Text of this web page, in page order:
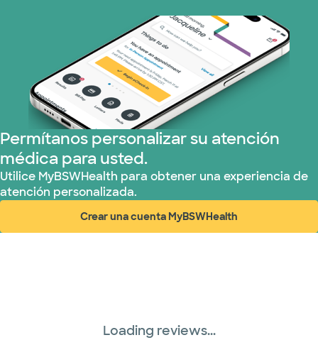
Permítanos personalizar su atención
médica para usted.
Utilice MyBSWHealth para obtener una experiencia de
atención personalizada.
Crear una cuenta MyBSWHealth
(abre en ventana nueva)
Loading reviews...